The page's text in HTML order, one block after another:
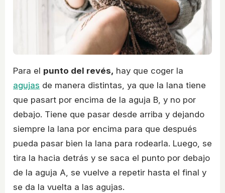
Para el punto del revés, hay que coger la
agujas de manera distintas, ya que la lana tiene
que pasart por encima de la aguja B, y no por
debajo. Tiene que pasar desde arriba y dejando
siempre la lana por encima para que después
pueda pasar bien la lana para rodearla. Luego, se
tira la hacia detrás y se saca el punto por debajo
de la aguja A, se vuelve a repetir hasta el final y
se da la vuelta a las agujas.